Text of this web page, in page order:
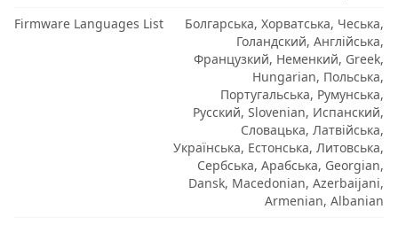
Firmware Languages List
Болгарська, Хорватська, Чеська,
Голандский, Англійська,
Французкий, Неменкий, Greek,
Hungarian, Польська,
Португальська, Румунська,
Русский, Slovenian, Испанский,
Словацька, Латвійська,
Українська, Естонська, Литовська,
Сербська, Арабська, Georgian,
Dansk, Macedonian, Azerbaijani,
Armenian, Albanian